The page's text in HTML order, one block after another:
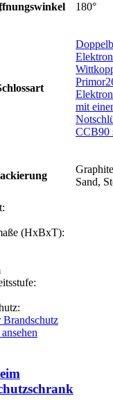
,
180°
mit
CCB90
Sand,
(HxBxT):
Brandschutz